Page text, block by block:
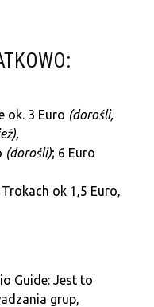
ok. 3 Euro (dorośli,
(dorośli); 6 Euro
ok 1,5 Euro,
Guide: Jest to
grup,